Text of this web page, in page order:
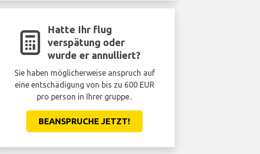
Hatte Ihr flug
verspätung oder
wurde er annulliert?
Sie haben möglicherweise anspruch auf
eine entschädigung von bis zu 600 EUR
pro person in Ihrer gruppe..
BEANSPRUCHE JETZT!